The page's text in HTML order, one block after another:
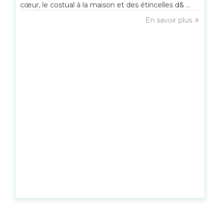
cœur, le costual à la maison et des étincelles d& ...
En savoir plus